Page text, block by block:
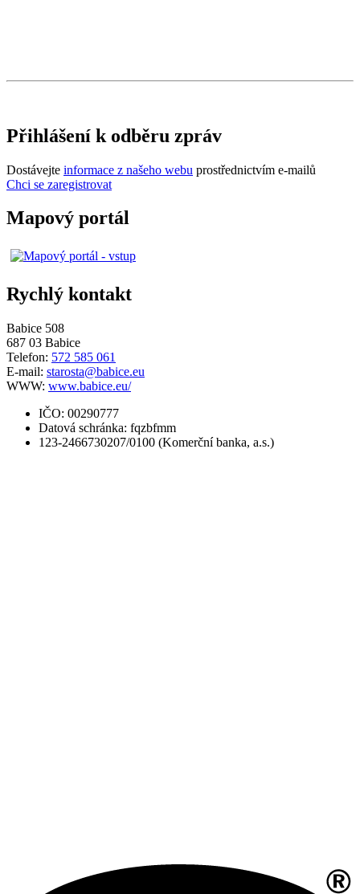
Přihlášení k odběru zpráv
Dostávejte informace z našeho webu prostřednictvím e-mailů
Chci se zaregistrovat
Mapový portál
Rychlý kontakt
Babice 508
687 03 Babice
Telefon: 572 585 061
E-mail: starosta@babice.eu
WWW: www.babice.eu/
IČO: 00290777
Datová schránka: fqzbfmm
123-2466730207/0100 (Komerční banka, a.s.)